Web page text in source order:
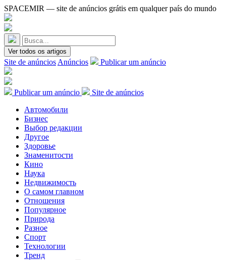
SPACEMIR — site de anúncios grátis em qualquer país do mundo
Ver todos os artigos
Site de anúncios Anúncios Publicar um anúncio
Publicar um anúncio
Site de anúncios
Автомобили
Бизнес
Выбор редакции
Другое
Здоровье
Знаменитости
Кино
Наука
Недвижимость
О самом главном
Отношения
Популярное
Природа
Разное
Спорт
Технологии
Тренд